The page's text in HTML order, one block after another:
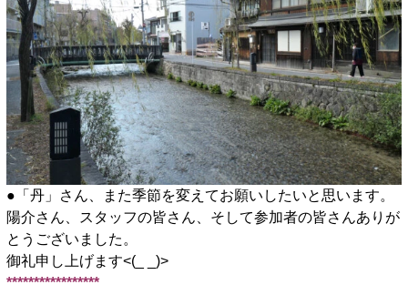
●「丹」さん、また季節を変えてお願いしたいと思います。
陽介さん、スタッフの皆さん、そして参加者の皆さんありが
とうございました。
御礼申し上げます<(_ _)>
*****************